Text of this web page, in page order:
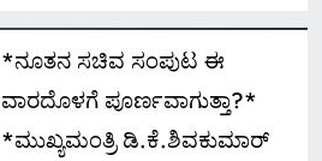
*ನೂತನ ಸಚಿವ ಸಂಪುಟ ಈ
ವಾರದೊಳಗೆ ಪೂರ್ಣವಾಗುತ್ತಾ?*
*ಮುಖ್ಯಮಂತ್ರಿ ಡಿ.ಕೆ.ಶಿವಕುಮಾರ್